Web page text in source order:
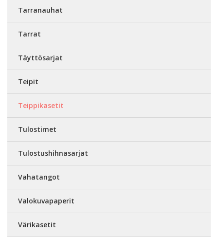
Tarranauhat
Tarrat
Täyttösarjat
Teipit
Teippikasetit
Tulostimet
Tulostushihnasarjat
Vahatangot
Valokuvapaperit
Värikasetit